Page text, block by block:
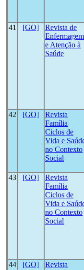
41 [GO]
Revista de
Enfermagem
e Atenção à
Saúde
42 [GO]
Revista
Família
Ciclos de
Vida e
no Contexto
Social
43 [GO]
Revista
Família
Ciclos de
Vida e
no Contexto
Social
44 [GO]
Revista